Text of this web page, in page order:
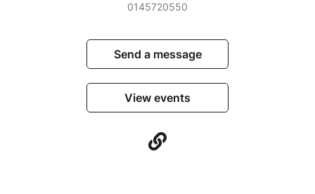
0145720550
Send a message
View events